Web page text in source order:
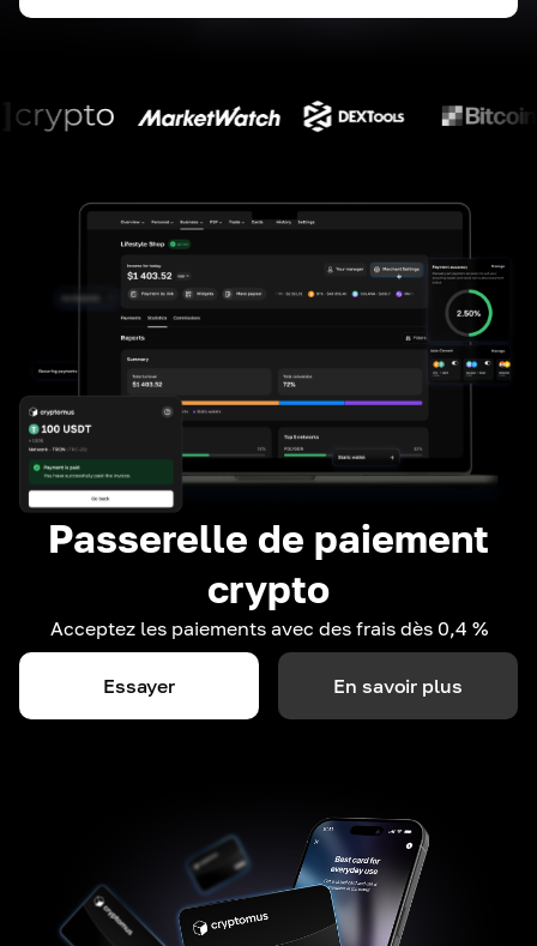
Passerelle de paiement
crypto
Acceptez les paiements avec des frais dès 0,4 %
Essayer En savoir plus